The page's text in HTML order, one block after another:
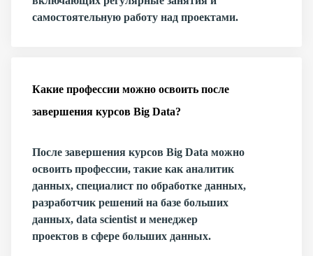
самостоятельную работу над проектами.
Какие профессии можно освоить после
завершения курсов Big Data?
После завершения курсов Big Data можно
освоить профессии, такие как аналитик
данных, специалист по обработке данных,
разработчик решений на базе больших
данных, data scientist и менеджер
проектов в сфере больших данных.